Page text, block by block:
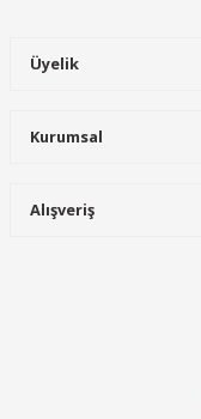
Üyelik
Kurumsal
Alışveriş